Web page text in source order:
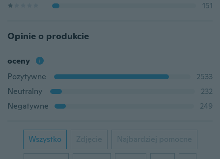
151
Opinie o produkcie
oceny
Pozytywne
2533
Neutralny
232
Negatywne
249
Wszystko Zdjęcie Najbardziej pomocne